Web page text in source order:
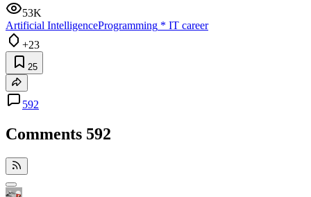
53K
Artificial IntelligenceProgramming * IT career
+23
25
592
Comments 592